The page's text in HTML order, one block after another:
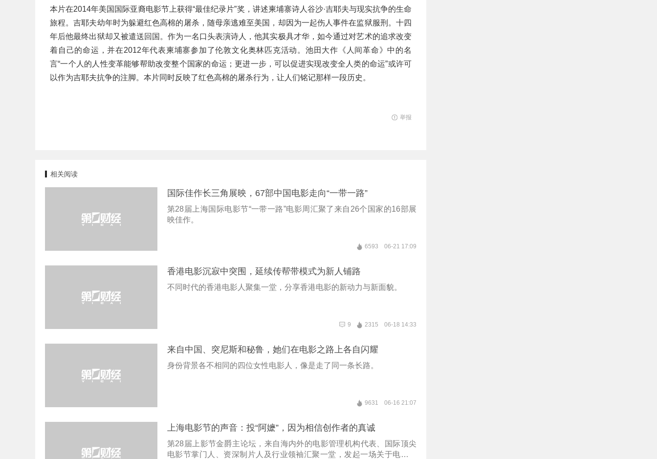
本片在2014年美国国际亚裔电影节上获得“最佳纪录片”奖，讲述柬埔寨诗人谷沙·吉耶夫与现实抗争的生命
旅程。吉耶夫幼年时为躲避红色高棉的屠杀，随母亲逃难至美国，却因为一起伤人事件在监狱服刑。十四
年后他最终出狱却又被遣送回国。作为一名口头表演诗人，他其实极具才华，如今通过对艺术的追求改变
着自己的命运，并在2012年代表柬埔寨参加了伦敦文化奥林匹克活动。池田大作《人间革命》中的名
言“一个人的人性变革能够帮助改变整个国家的命运；更进一步，可以促进实现改变全人类的命运”或许可
以作为吉耶夫抗争的注脚。本片同时反映了红色高棉的屠杀行为，让人们铭记那样一段历史。
举报
相关阅读
国际佳作长三角展映，67部中国电影走向“一带一路”
第28届上海国际电影节“一带一路”电影周汇聚了来自26个国家的16部展
映佳作。
6593 06-21 17:09
香港电影沉寂中突围，延续传帮带模式为新人铺路
不同时代的香港电影人聚集一堂，分享香港电影的新动力与新面貌。
9 2315 06-18 14:33
来自中国、突尼斯和秘鲁，她们在电影之路上各自闪耀
身份背景各不相同的四位女性电影人，像是走了同一条长路。
9631 06-16 21:07
上海电影节的声音：投“阿嬷”，因为相信创作者的真诚
第28届上影节金爵主论坛，来自海内外的电影管理机构代表、国际顶尖
电影节掌门人、资深制片人及行业领袖汇聚一堂，发起一场关于电影的